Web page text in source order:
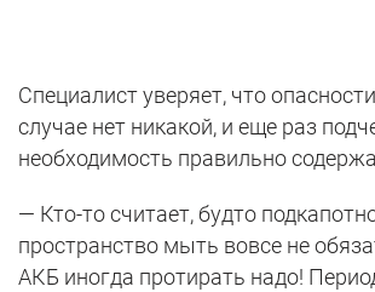
Специалист уверяет, что
случае нет никакой, и еще раз
необходимость правильно
— Кто-то считает, будто
пространство мыть вовсе не
АКБ иногда протирать надо!